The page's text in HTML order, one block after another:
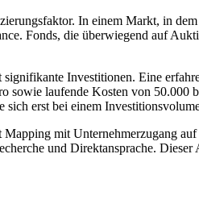
In einem Markt, in
Fonds, die überwiegend auf
Investitionen. Eine
laufende Kosten von 50.000
erst bei einem
mit Unternehmerzugang
und Direktansprache.